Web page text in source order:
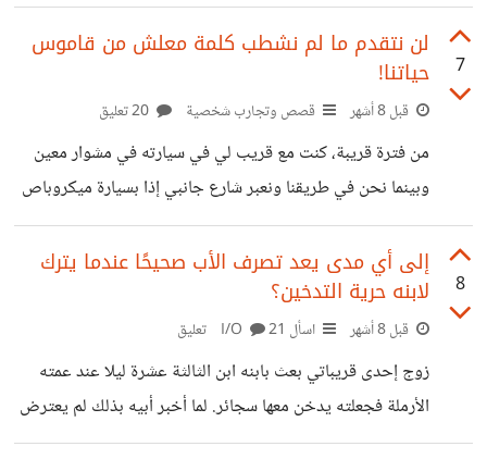
تعطيه المال. الحقيقة أمه ذاقت الأمرين معه وحتى أخواله فقدوا
الأمل في صلاحه ولم يعودوا يتدخلون في أمره. الآن أمه لكي
تصلحه اشترت له توكتوك وصار يعمل وتناهى إلى مسامعنا أنه
تعهد لها بأن يكف عن تصرفاته المعيبة ويصبح رجلا مسؤولاً. وأنا
أظن أنه قد
7
لن نتقدم ما لم نشطب كلمة معلش من قاموس
حياتنا!
قبل 8 أشهر قصص وتجارب شخصية
من فترة قريبة، كنت مع قريب لي في سيارته في مشوار معين
وبينما نحن في طريقنا ونعبر شارع جانبي إذا بسيارة ميكروباص
قديمة نوعاً ما تخبط السيارة من الجنب من الخلف! تسبب ذلك
في كسر كشافاتها وتجريحها وعمل خدوش مع انطباق تلك
المواضع! المشكلة أن ذلك السائق راح يتحدث بدون لا مبالاة
وكأنه غير مخطئ فحدثت بيننا مشادة كادت تنتهي به إلى قسم
الشرطة لأنه المخطئ بشهادة الجميع. أصر قريبي على أن يصلح
ما أفسده وإلا لن يتركه فما كان
8
إلى أي مدى يعد تصرف الأب صحيحًا عندما يترك
لابنه حرية التدخين؟
قبل 8 أشهر اسأل I/O 21 تعليق
زوج إحدى قريباتي بعث بابنه ابن الثالثة عشرة ليلا عند عمته
الأرملة فجعلته يدخن معها سجائر. لما أخبر أبيه بذلك لم يعترض
أو ينهره أو حتى لام اخته وعاتبها بل قال له: انت حر يا حبيبي